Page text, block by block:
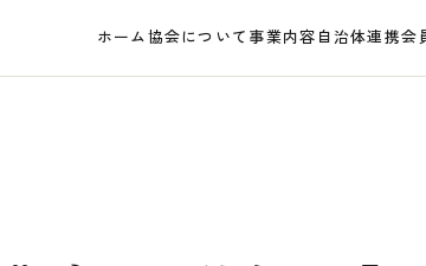
ホーム協会について 事業内容 自治体連携会